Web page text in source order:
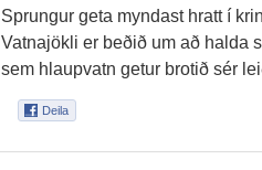
Sprungur geta myndast hratt í
Vatnajökli er beðið um að halda
sem hlaupvatn getur brotið sér